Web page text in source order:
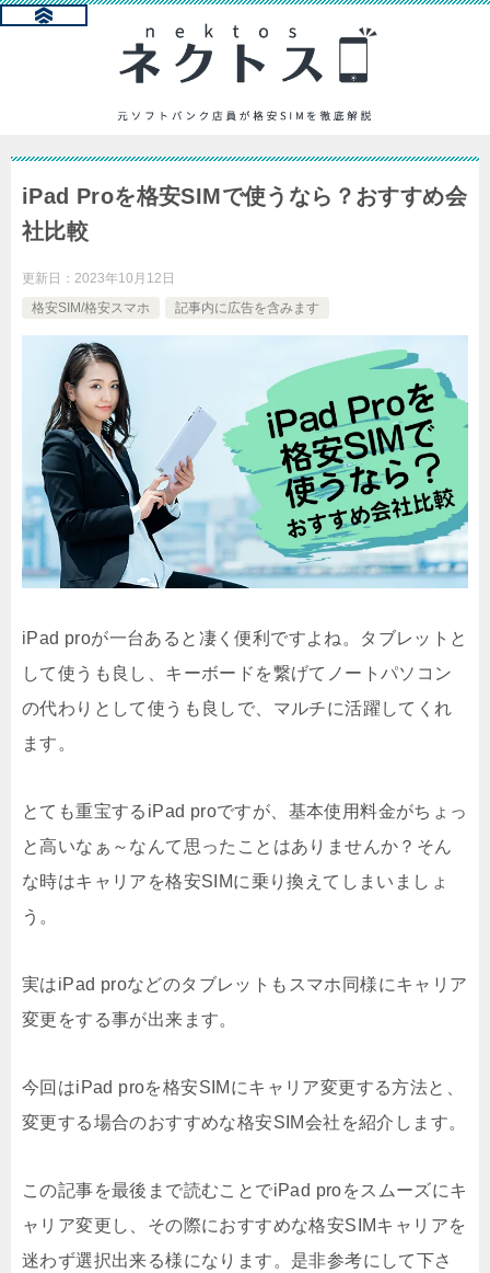
iPad Proを格安SIMで使うなら？おすすめ会
社比較
更新日： 2023年10月12日
格安SIM/格安スマホ
記事内に広告を含みます
iPad proが一台あると凄く便利ですよね。タブレットと
して使うも良し、キーボードを繋げてノートパソコン
の代わりとして使うも良しで、マルチに活躍してくれ
ます。
とても重宝するiPad proですが、基本使用料金がちょっ
と高いなぁ～なんて思ったことはありませんか？そん
な時はキャリアを格安SIMに乗り換えてしまいましょ
う。
実はiPad proなどのタブレットもスマホ同様にキャリア
変更をする事が出来ます。
今回はiPad proを格安SIMにキャリア変更する方法と、
変更する場合のおすすめな格安SIM会社を紹介します。
この記事を最後まで読むことでiPad proをスムーズにキ
ャリア変更し、その際におすすめな格安SIMキャリアを
迷わず選択出来る様になります。是非参考にして下さ